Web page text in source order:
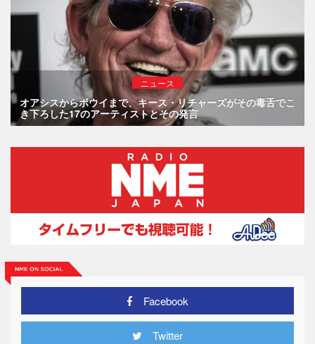
ニュース
オアシスからボウイまで、キース・リチャーズがその毒舌でこ
き下ろした17のアーティストとその発言
Facebook
Twitter